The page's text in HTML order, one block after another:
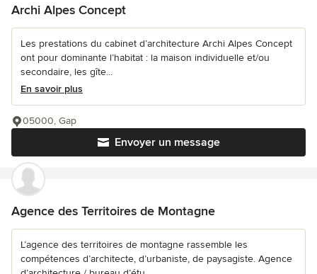
Archi Alpes Concept
Les prestations du cabinet d’architecture Archi Alpes Concept
ont pour dominante l’habitat : la maison individuelle et/ou
secondaire, les gîte...
En savoir plus
Envoyer un message
05000, Gap
Agence des Territoires de Montagne
L’agence des territoires de montagne rassemble les
compétences d’architecte, d’urbaniste, de paysagiste. Agence